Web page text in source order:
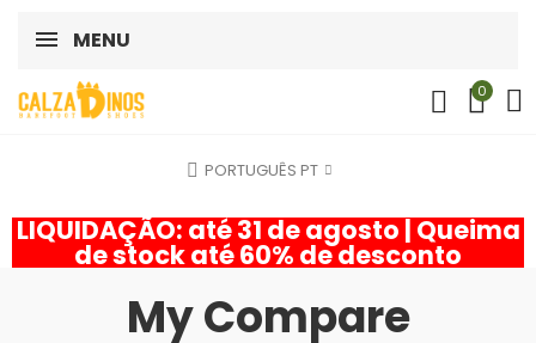
MENU
0
PORTUGUÊS PT
LIQUIDAÇÃO: até 31 de agosto | Queima
de stock até 60% de desconto
My Compare